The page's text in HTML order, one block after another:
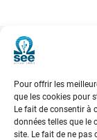
Pour offrir les
que les cookies pour
Le fait de consentir à
données telles que le
site. Le fait de ne pas
Société de
de
17 rue de